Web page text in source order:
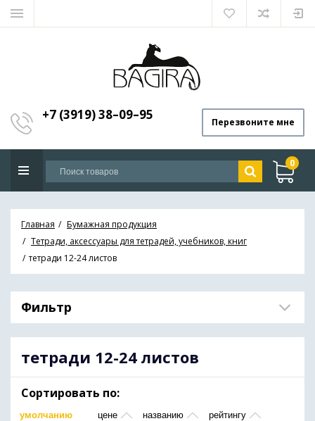
+7 (3919) 38–09–95 Перезвоните мне
0
Главная
Бумажная продукция
Тетради, аксессуары для тетрадей, учебников, книг
тетради 12-24 листов
Фильтр
тетради 12-24 листов
Сортировать по:
умолчанию цене названию рейтингу